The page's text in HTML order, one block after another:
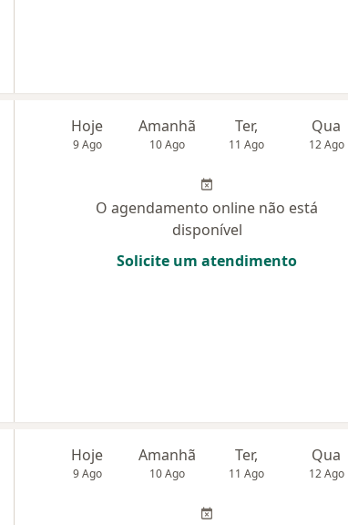
Hoje
9 Ago
Amanhã
10 Ago
Ter,
11 Ago
Qua
12 Ago
O agendamento online não está
disponível
Solicite um atendimento
Hoje
9 Ago
Amanhã
10 Ago
Ter,
11 Ago
Qua
12 Ago